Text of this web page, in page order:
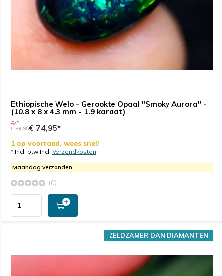
Ethiopische Welo - Gerookte Opaal "Smoky Aurora" -
(10.8 x 8 x 4.3 mm - 1.9 karaat)
AVP
€ 84,95€ 74,95*
1 op voorraad, wees snel!
* Incl. btw Incl. Verzendkosten
Maandag verzonden
(0)
ZELDZAMER DAN DIAMANTEN